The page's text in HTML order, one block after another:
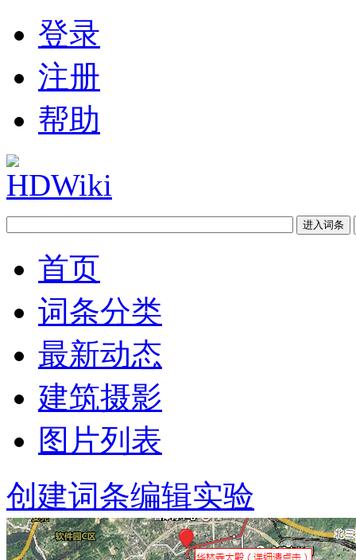
登录
注册
帮助
首页
词条分类
最新动态
建筑摄影
图片列表
创建词条编辑实验